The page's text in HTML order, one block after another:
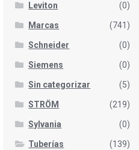
Leviton (0)
Marcas (741)
Schneider (0)
Siemens (0)
Sin categorizar (5)
STRÖM (219)
Sylvania (0)
Tuberías (139)